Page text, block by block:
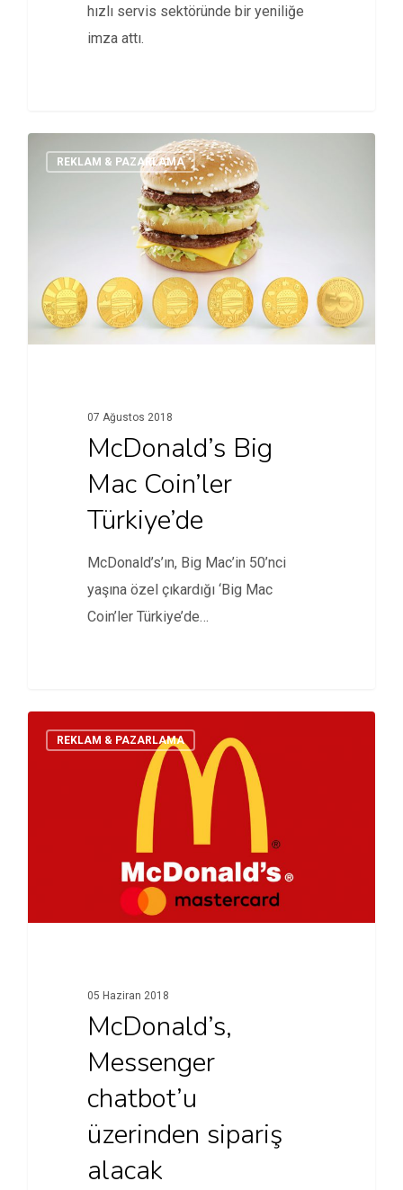
hızlı servis sektöründe bir yeniliğe
imza attı.
REKLAM & PAZARLAMA
07 Ağustos 2018
McDonald’s Big
Mac Coin’ler
Türkiye’de
McDonald’s’ın, Big Mac’in 50’nci
yaşına özel çıkardığı ‘Big Mac
Coin’ler Türkiye’de…
REKLAM & PAZARLAMA
05 Haziran 2018
McDonald’s,
Messenger
chatbot’u
üzerinden sipariş
alacak